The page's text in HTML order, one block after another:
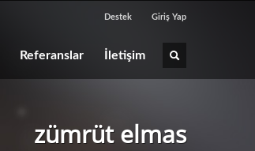
Giriş Yap
Destek
Referanslar İletişim
zümrüt elmas